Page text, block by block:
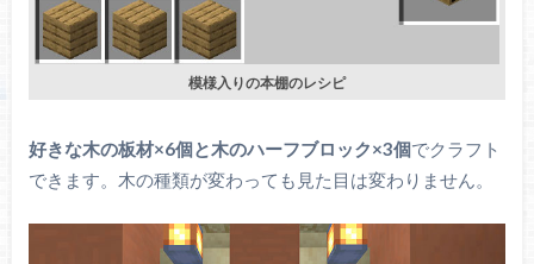
模様入りの本棚のレシピ
好きな木の板材×6個と木のハーフブロック×3個でクラフト
できます。木の種類が変わっても見た目は変わりません。